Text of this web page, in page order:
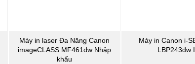
Máy in laser Đa Năng Canon
imageCLASS MF461dw Nhập
khẩu
Máy in Canon i-
LBP243dw